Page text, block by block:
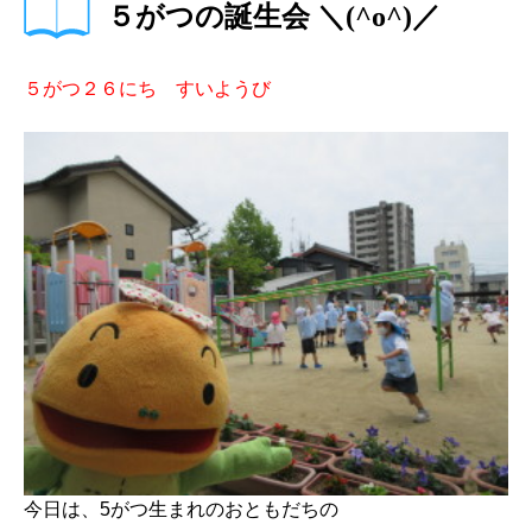
５がつの誕生会 ＼(^o^)／
５がつ２６にち すいようび
今日は、5がつ生まれのおともだちの